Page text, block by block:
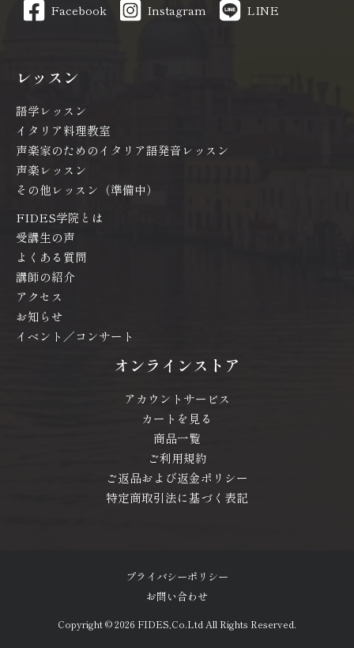
Facebook Instagram LINE
レッスン
語学レッスン
イタリア料理教室
声楽家のためのイタリア語発音レッスン
声楽レッスン
その他レッスン（準備中）
FIDES学院とは
受講生の声
よくある質問
講師の紹介
アクセス
お知らせ
イベント／コンサート
オンラインストア
アカウントサービス
カートを見る
商品一覧
ご利用規約
ご返品および返金ポリシー
特定商取引法に基づく表記
プライバシーポリシー
お問い合わせ
Copyright © 2026 FIDES,Co.Ltd All Rights Reserved.